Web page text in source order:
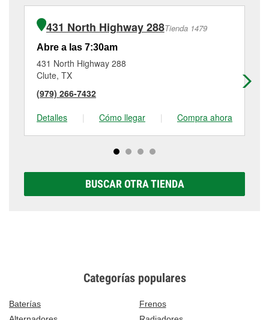
431 North Highway 288Tienda 1479
Abre a las 7:30am
431 North Highway 288
Clute, TX
(979) 266-7432
Detalles
| Cómo llegar | Compra ahora
BUSCAR OTRA TIENDA
Categorías populares
Baterías
Frenos